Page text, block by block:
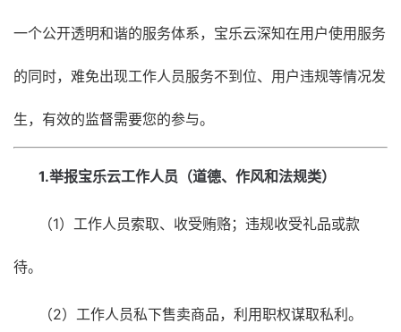
门
品
型
节
线
网
络
资
测
验
使
操
一个公开透明和谐的服务体系，宝乐云深知在用户使用服务
的同时，难免出现工作人员服务不到位、用户违规等情况发
生，有效的监督需要您的参与。
1.举报宝乐云工作人员（道德、作风和法规类）
（1）工作人员索取、收受贿赂；违规收受礼品或款
待。
（2）工作人员私下售卖商品，利用职权谋取私利。